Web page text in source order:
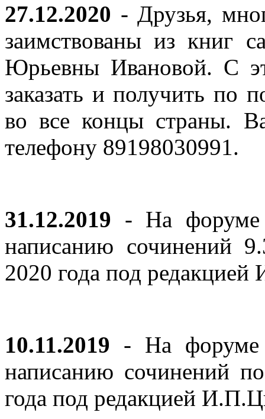
27.12.2020 - Друзья,
заимствованы из книг
Юрьевны Ивановой. С
заказать и получить по
во все концы страны.
телефону 89198030991.
31.12.2019 - На форуме
написанию сочинений
2020 года под
10.11.2019 - На форуме
написанию сочинений
года под редакцией